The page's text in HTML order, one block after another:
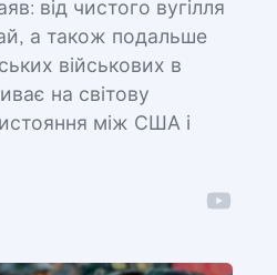
від чистого вугілля
а також подальше
військових в
на світову
між США і